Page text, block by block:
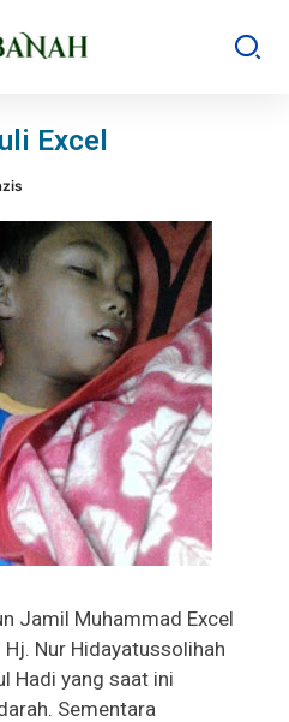
Excel
Jamil Muhammad Excel
Nur Hidayatussolihah
Hadi yang saat ini
Sementara